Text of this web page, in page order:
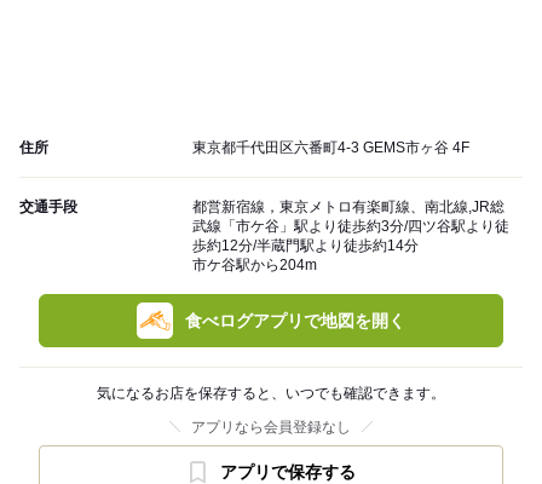
住所 東京都千代田区六番町4-3 GEMS市ヶ谷 4F
交通手段
都営新宿線，東京メトロ有楽町線、南北線,JR総
武線「市ケ谷」駅より徒歩約3分/四ツ谷駅より徒
歩約12分/半蔵門駅より徒歩約14分
市ケ谷駅から204m
食べログアプリで地図を開く
気になるお店を保存すると、いつでも確認できます。
アプリなら会員登録なし
アプリで保存する